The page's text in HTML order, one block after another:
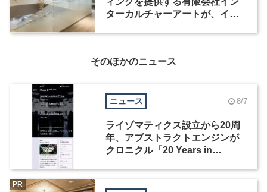
ターカルチャーアートが、イン
そのほかのニュース
ニュース 8/7
ライゾマティクス設立から20周
年、アブストラクトエンジンが
クロニクル「20 Years in
PR